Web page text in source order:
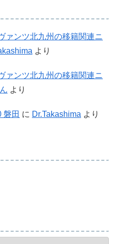
ァンツ北九州の移籍関連ニ
より
ァンツ北九州の移籍関連ニ
より
磐田 に Dr.Takashima より